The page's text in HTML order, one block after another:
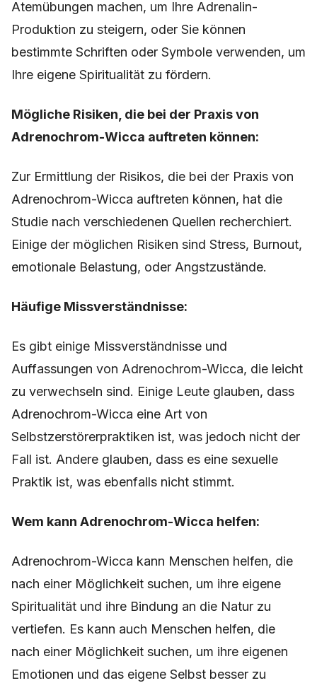
Atemübungen machen, um Ihre Adrenalin-
Produktion zu steigern, oder Sie können
bestimmte Schriften oder Symbole verwenden, um
Ihre eigene Spiritualität zu fördern.
Mögliche Risiken, die bei der Praxis von
Adrenochrom-Wicca auftreten können:
Zur Ermittlung der Risikos, die bei der Praxis von
Adrenochrom-Wicca auftreten können, hat die
Studie nach verschiedenen Quellen recherchiert.
Einige der möglichen Risiken sind Stress, Burnout,
emotionale Belastung, oder Angstzustände.
Häufige Missverständnisse:
Es gibt einige Missverständnisse und
Auffassungen von Adrenochrom-Wicca, die leicht
zu verwechseln sind. Einige Leute glauben, dass
Adrenochrom-Wicca eine Art von
Selbstzerstörerpraktiken ist, was jedoch nicht der
Fall ist. Andere glauben, dass es eine sexuelle
Praktik ist, was ebenfalls nicht stimmt.
Wem kann Adrenochrom-Wicca helfen:
Adrenochrom-Wicca kann Menschen helfen, die
nach einer Möglichkeit suchen, um ihre eigene
Spiritualität und ihre Bindung an die Natur zu
vertiefen. Es kann auch Menschen helfen, die
nach einer Möglichkeit suchen, um ihre eigenen
Emotionen und das eigene Selbst besser zu